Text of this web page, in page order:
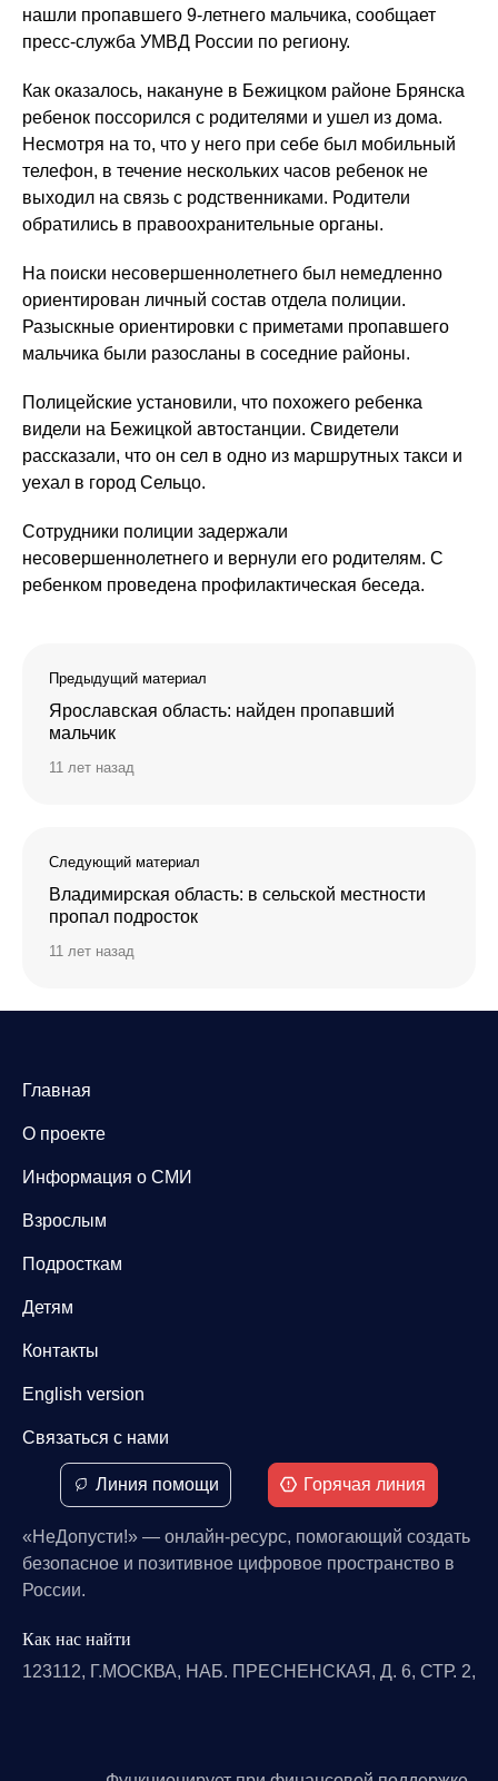
нашли пропавшего 9-летнего мальчика, сообщает
пресс-служба УМВД России по региону.
Как оказалось, накануне в Бежицком районе Брянска
ребенок поссорился с родителями и ушел из дома.
Несмотря на то, что у него при себе был мобильный
телефон, в течение нескольких часов ребенок не
выходил на связь с родственниками. Родители
обратились в правоохранительные органы.
На поиски несовершеннолетнего был немедленно
ориентирован личный состав отдела полиции.
Разыскные ориентировки с приметами пропавшего
мальчика были разосланы в соседние районы.
Полицейские установили, что похожего ребенка
видели на Бежицкой автостанции. Свидетели
рассказали, что он сел в одно из маршрутных такси и
уехал в город Сельцо.
Сотрудники полиции задержали
несовершеннолетнего и вернули его родителям. С
ребенком проведена профилактическая беседа.
Предыдущий материал
Ярославская область: найден пропавший
мальчик
11 лет назад
Следующий материал
Владимирская область: в сельской местности
пропал подросток
11 лет назад
Главная
О проекте
Информация о СМИ
Взрослым
Подросткам
Детям
Контакты
English version
Связаться с нами
Линия помощи Горячая линия
«НеДопусти!» — онлайн-ресурс, помогающий создать
безопасное и позитивное цифровое пространство в
России.
Как нас найти
123112, Г.МОСКВА, НАБ. ПРЕСНЕНСКАЯ, Д. 6, СТР. 2,